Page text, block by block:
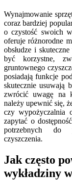
Wynajmowanie
coraz bardziej
o czystość swoich
oferuje różnorodne
obsłudze i
być korzystne,
gruntownego
posiadają funkcje
skutecznie usuwają
zwrócić uwagę na
należy upewnić się,
czy wypożyczalnia
zapytać o
potrzebnych do
czyszczenia.
Jak często
wykładziny